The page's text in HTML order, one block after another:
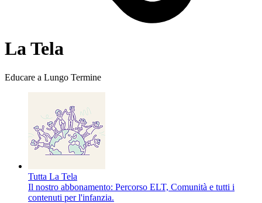
La Tela
Educare a Lungo Termine
Tutta La Tela
Il nostro abbonamento: Percorso ELT, Comunità e tutti i
contenuti per l'infanzia.